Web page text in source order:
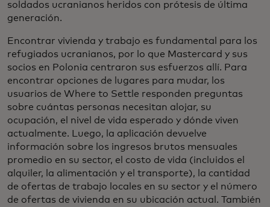
soldados ucranianos heridos con prótesis de última
generación.
Encontrar vivienda y trabajo es fundamental para los
refugiados ucranianos, por lo que Mastercard y sus
socios en Polonia centraron sus esfuerzos allí. Para
encontrar opciones de lugares para mudar, los
usuarios de Where to Settle responden preguntas
sobre cuántas personas necesitan alojar, su
ocupación, el nivel de vida esperado y dónde viven
actualmente. Luego, la aplicación devuelve
información sobre los ingresos brutos mensuales
promedio en su sector, el costo de vida (incluidos el
alquiler, la alimentación y el transporte), la cantidad
de ofertas de trabajo locales en su sector y el número
de ofertas de vivienda en su ubicación actual. También